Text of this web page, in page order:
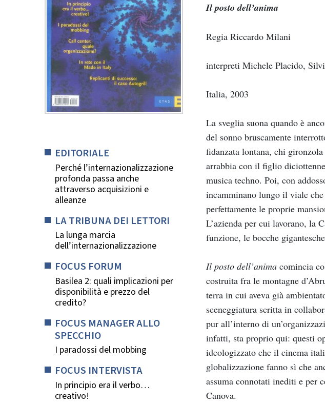
EDITORIALE
Perché l’internazionalizzazione
profonda passa anche
attraverso acquisizioni e
alleanze
LA TRIBUNA DEI LETTORI
La lunga marcia
dell’internazionalizzazione
FOCUS FORUM
Basilea 2: quali implicazioni per
disponibilità e prezzo del
credito?
FOCUS MANAGER ALLO
SPECCHIO
I paradossi del mobbing
FOCUS INTERVISTA
In principio era il verbo…
creativo!
Il posto dell’anima
Regia Riccardo Milani
interpreti Michele Placido,
Italia, 2003
La sveglia suona quando è
del sonno bruscamente
fidanzata lontana, chi
arrabbia con il figlio
musica techno. Poi, con
incamminano lungo il viale
perfettamente le proprie
L’azienda per cui lavorano, la
funzione, le bocche
Il posto dell’anima comincia
costruita fra le montagne
terra in cui aveva già
sceneggiatura scritta in
pur all’interno di
infatti, sta proprio qui: questi
ideologizzato che il cinema
globalizzazione fanno sì che
assuma connotati inediti e per
Canova.